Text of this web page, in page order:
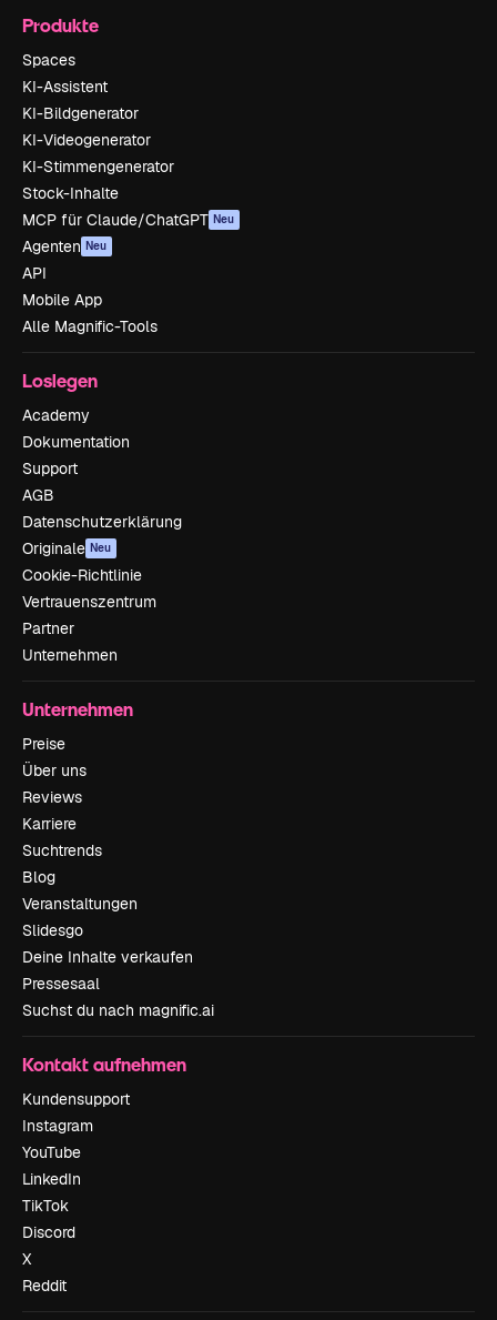
Produkte
Spaces
KI-Assistent
KI-Bildgenerator
KI-Videogenerator
KI-Stimmengenerator
Stock-Inhalte
MCP für Claude/ChatGPT Neu
Agenten Neu
API
Mobile App
Alle Magnific-Tools
Loslegen
Academy
Dokumentation
Support
AGB
Datenschutzerklärung
Originale Neu
Cookie-Richtlinie
Vertrauenszentrum
Partner
Unternehmen
Unternehmen
Preise
Über uns
Reviews
Karriere
Suchtrends
Blog
Veranstaltungen
Slidesgo
Deine Inhalte verkaufen
Pressesaal
Suchst du nach magnific.ai
Kontakt aufnehmen
Kundensupport
Instagram
YouTube
LinkedIn
TikTok
Discord
X
Reddit